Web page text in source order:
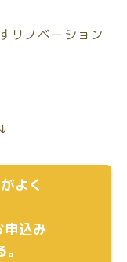
リノベーション
よく
申込み